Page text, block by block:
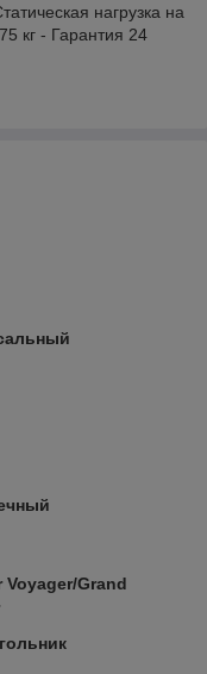
нагрузка на
кг - Гарантия 24
Voyager/Grand